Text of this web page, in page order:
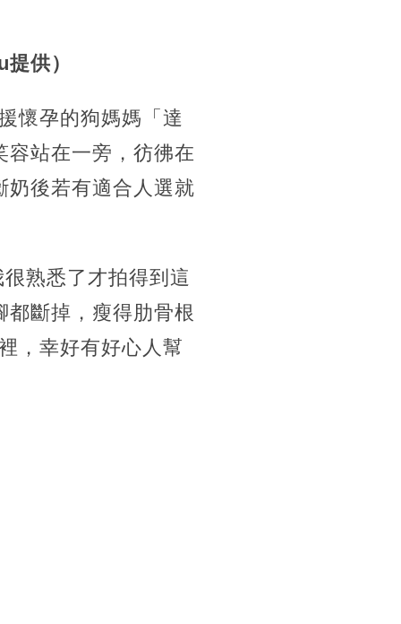
供）
懷孕的狗媽媽「達
容站在一旁，彷彿在
奶後若有適合人選就
熟悉了才拍得到這
斷掉，瘦得肋骨根
，幸好有好心人幫